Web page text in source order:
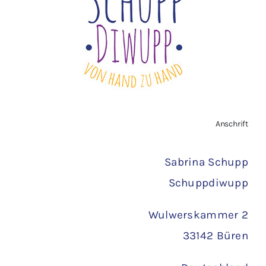
Anschrift
Sabrina Schupp
Schuppdiwupp
Wulwerskammer 2
33142 Büren